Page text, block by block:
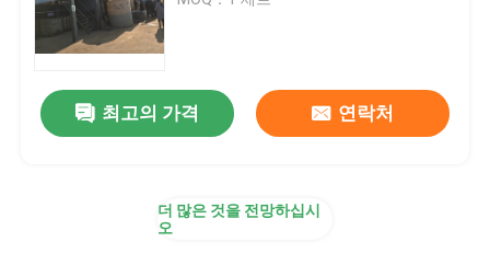
CNC 세로로 연결되는 압박 브레이크
전등 기둥 기계
최고의 가격 연락처
더 많은 것을 전망하십시
오